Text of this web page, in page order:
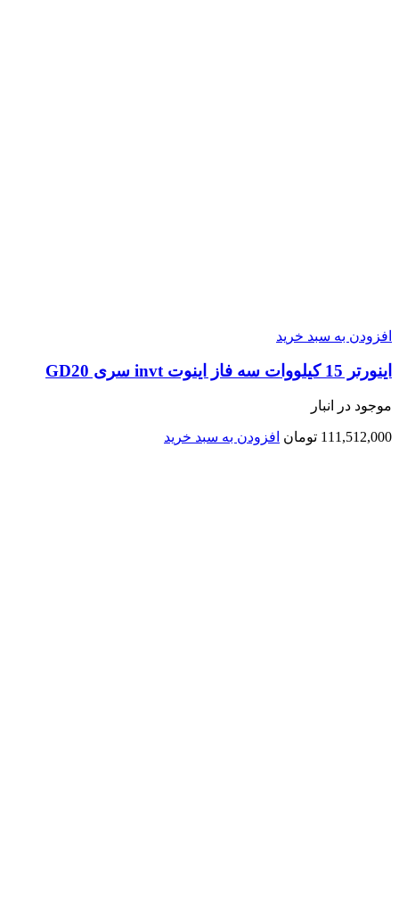
افزودن به سبد خرید
اينورتر 15 کیلووات سه فاز اینوت invt سری GD20
موجود در انبار
111,512,000 تومان افزودن به سبد خرید